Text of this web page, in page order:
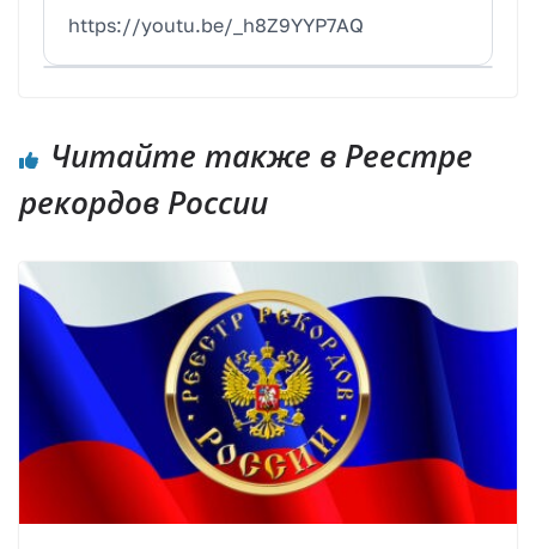
https://youtu.be/_h8Z9YYP7AQ
Читайте также в Реестре
рекордов России